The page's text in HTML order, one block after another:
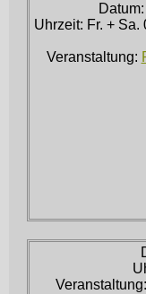
Uhrzeit: Fr. + Sa.
Veranstaltung:
Veranstaltung: